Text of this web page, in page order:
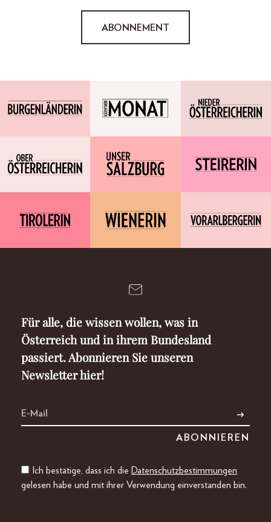
ABONNEMENT
Für alle, die wissen wollen, was in
Österreich und in ihrem Bundesland
passiert. Abonnieren Sie unseren
Newsletter hier!
Ich bestätige, dass ich die Datenschutzbestimmungen
gelesen habe und mit ihrer Verwendung einverstanden bin.